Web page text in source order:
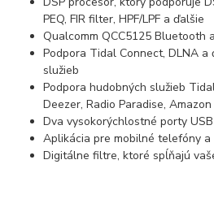
PEQ, FIR filter, HPF/LPF a ďalšie
Qualcomm QCC5125 Bluetooth
Podpora Tidal Connect, DLNA a
služieb
Podpora hudobných služieb
Deezer, Radio Paradise,
Dva vysokorýchlostné porty
Aplikácia pre mobilné telefóny
Digitálne filtre, ktoré spĺňajú